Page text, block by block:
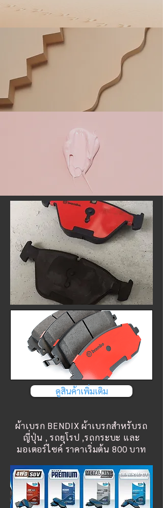
ดูสินค้าเพิ่มเติม
ผ้าเบรก BENDIX ผ้าเบรกสำหรับรถ
ญี่ปุ่น , รถยุโรป ,รถกระบะ และ
มอเตอร์ไซค์ ราคาเริ่มต้น 800 บาท